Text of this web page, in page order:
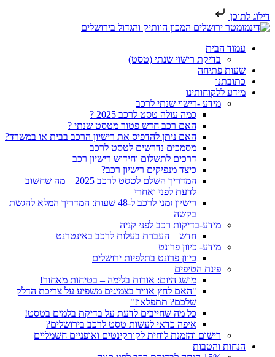
דילוג לתוכן
עמוד הבית
בדיקת רישוי שנתי (טסט)
שעות פתיחה
כתובתנו
מידע ללקוחותינו
מידע -רישוי שנתי לרכב
כמה עולה טסט לרכב 2025 ?
האם רכב חדש פטור מטסט שנתי ?
האם ניתן להדפיס את רישיון הרכב בבית או במשרד?
מסמכים נדרשים לטסט לרכב
דרכים לתשלום וחידוש רישיון רכב
כיצד מנפיקים רישיון רכב?
המדריך השלם לטסט לרכב 2025 – מה שחשוב
לדעת לפני ואחרי
רישיון זמני לרכב ל-48 שעות: המדריך המלא להגשת
בקשה
מידע-בדיקות רכב לפני קניה
חדש – העברת בעלות לרכב באינטרנט
מידע- כיוון פרונט
כיוון פרונט בתלפיות ירושלים
פינת הטיפים
מושג היום: אורות בלימה – בטיחות מאחור!
"האם לחץ אוויר בצמיגים משפיע על צריכת הדלק
שלכם? תתפלאו!"
כל מה שחייבים לדעת על בדיקת בלמים בטסט!
איפה כדאי לעשות טסט לרכב בירושלים?
רישום והזמנת לוחית לקורקינטים ואופניים חשמליים
הנחות והטבות